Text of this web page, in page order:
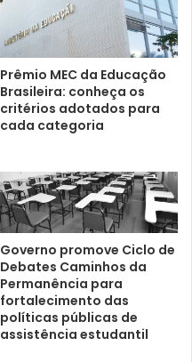
Prêmio MEC da Educação
Brasileira: conheça os
critérios adotados para
cada categoria
Governo promove Ciclo de
Debates Caminhos da
Permanência para
fortalecimento das
políticas públicas de
assistência estudantil